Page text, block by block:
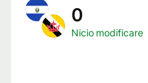
0
Nicio modificare